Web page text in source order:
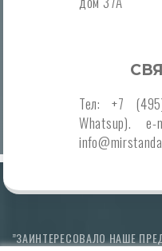
Тел: +7
Whatsup).
”ЗАИНТЕРЕСОВАЛО НАШЕ